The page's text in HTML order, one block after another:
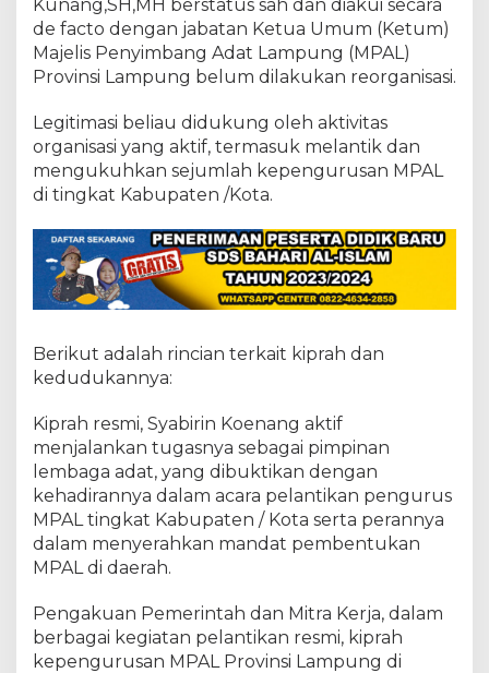
u
m
M
A
P
r
o
i
n
s
i
L
m
n
g
Kunang,SH,MH berstatus sah dan diakui secara
de facto dengan jabatan Ketua Umum (Ketum)
Majelis Penyimbang Adat Lampung (MPAL)
Provinsi Lampung belum dilakukan reorganisasi.
Legitimasi beliau didukung oleh aktivitas
organisasi yang aktif, termasuk melantik dan
mengukuhkan sejumlah kepengurusan MPAL
di tingkat Kabupaten /Kota.
Berikut adalah rincian terkait kiprah dan
kedudukannya:
Kiprah resmi, Syabirin Koenang aktif
menjalankan tugasnya sebagai pimpinan
lembaga adat, yang dibuktikan dengan
kehadirannya dalam acara pelantikan pengurus
MPAL tingkat Kabupaten / Kota serta perannya
dalam menyerahkan mandat pembentukan
MPAL di daerah.
Pengakuan Pemerintah dan Mitra Kerja, dalam
berbagai kegiatan pelantikan resmi, kiprah
kepengurusan MPAL Provinsi Lampung di